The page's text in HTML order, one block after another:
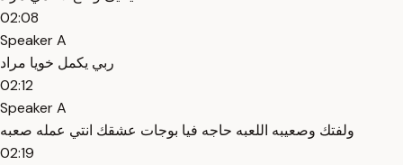
02:08
Speaker A
ربي يكمل خويا مراد
02:12
Speaker A
ولفتك وصعيبه اللعبه حاجه فيا بوجات عشقك انتي عمله صعبه
02:19